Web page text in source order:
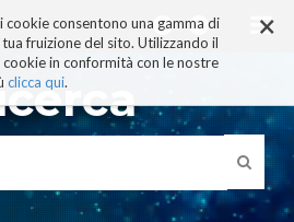
×
consentono una gamma di
fruizione del sito. Utilizzando il
in conformità con le nostre
clicca qui.